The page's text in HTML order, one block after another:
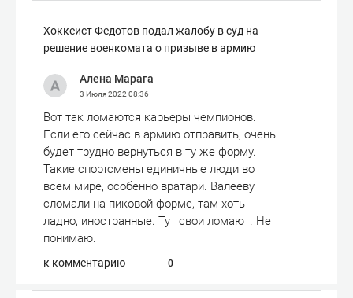
Хоккеист Федотов подал жалобу в суд на
решение военкомата о призыве в армию
Алена Марага
3 Июля 2022 08:36
Вот так ломаются карьеры чемпионов.
Если его сейчас в армию отправить, очень
будет трудно вернуться в ту же форму.
Такие спортсмены единичные люди во
всем мире, особенно вратари. Валееву
сломали на пиковой форме, там хоть
ладно, иностранные. Тут свои ломают. Не
понимаю.
к комментарию 0